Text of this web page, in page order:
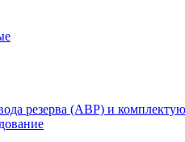
резерва (АВР) и